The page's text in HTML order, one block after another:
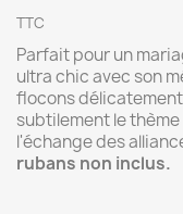
TTC
Parfait pour un
ultra chic avec son
flocons
subtilement le
l'échange des
rubans non inclus.